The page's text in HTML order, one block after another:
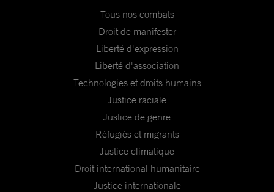
Tous nos combats
Droit de manifester
Liberté d'expression
Liberté d'association
Technologies et droits humains
Justice raciale
Justice de genre
Réfugiés et migrants
Justice climatique
Droit international humanitaire
Justice internationale